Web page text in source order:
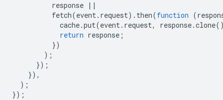
response ||
fetch(event. request). then(function (
cache.put(event. request, response.clone
return response ;
})
);
});
}),
);
});